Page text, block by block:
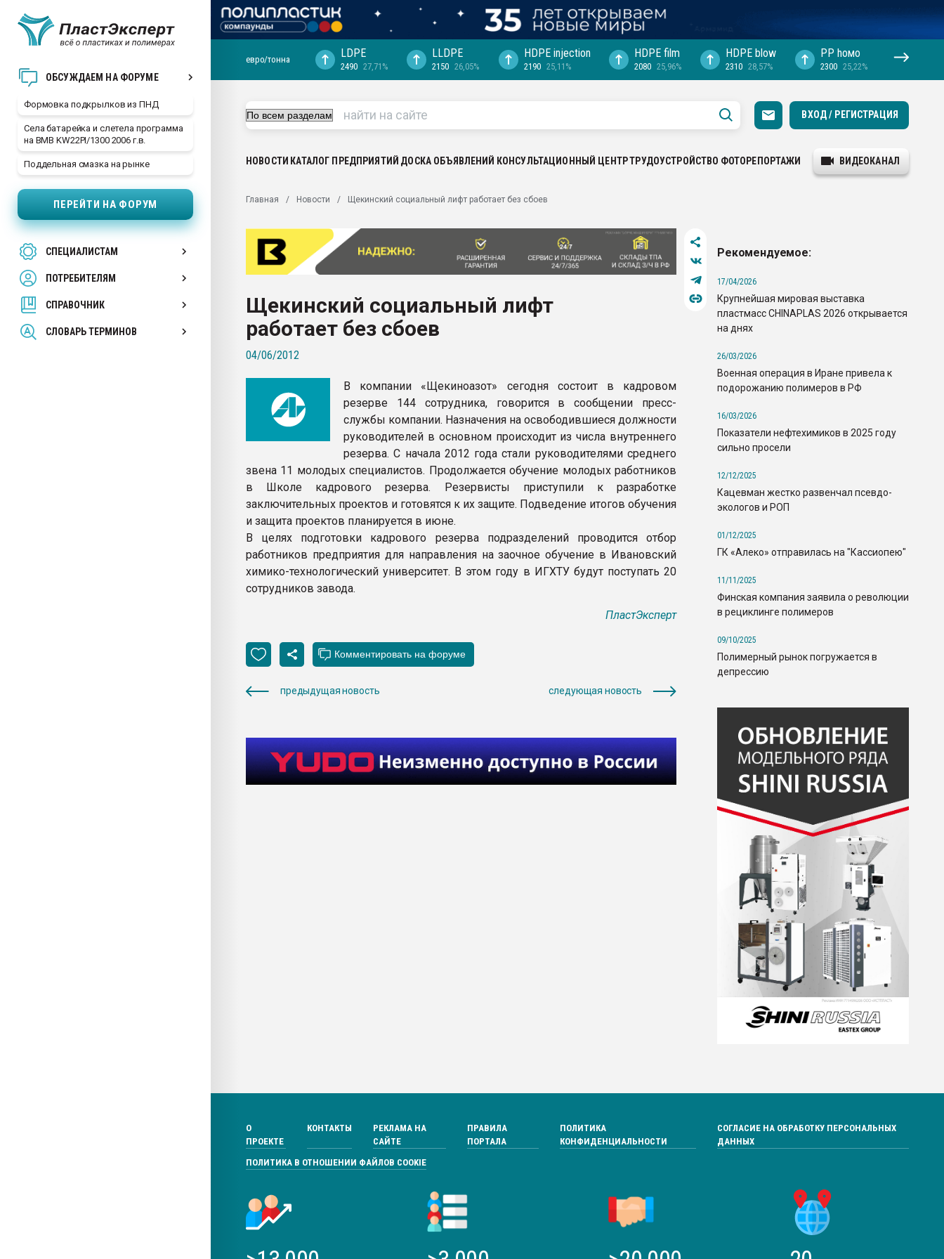
ОБСУЖДАЕМ НА ФОРУМЕ
Формовка подкрылков из ПНД
Села батарейка и слетела программа
на BMB KW22PI/1300 2006 г.в.
Поддельная смазка на рынке
ПЕРЕЙТИ НА ФОРУМ
СПЕЦИАЛИСТАМ
ПОТРЕБИТЕЛЯМ
СПРАВОЧНИК
СЛОВАРЬ ТЕРМИНОВ
29.07.2026 ФРП помог "Ижевскому
Вакуум-формовочные машины:
28.07.2026 Автоматизация выходит на
первый план в переработке
пластмасс
ситуацией на строительном рынке
Всё, что касается выдува ПЭТ
бутылок
ПЕРЕЙТИ НА ФОРУМ
евро/тонна LDPE
2490 27,71%
LLDPE
2150 26,05%
HDPE injection
2190 25,11%
HDPE film
2080 25,96%
HDPE blow
2310 28,57%
PP hомо
2300 25,22%
ВХОД / РЕГИСТРАЦИЯ
НОВОСТИ КАТАЛОГ ПРЕДПРИЯТИЙ ДОСКА ОБЪЯВЛЕНИЙ КОНСУЛЬТАЦИОННЫЙ ЦЕНТРТРУДОУСТРОЙСТВО ФОТОРЕПОРТАЖИ ВИДЕОКАНАЛ
Главная Новости Щекинский социальный лифт работает без сбоев
Щекинский социальный лифт
работает без сбоев
04/06/2012
В компании «Щекиноазот» сегодня состоит в кадровом
резерве 144 сотрудника, говорится в сообщении пресс-
службы компании. Назначения на освободившиеся должности
руководителей в основном происходит из числа внутреннего
резерва. С начала 2012 года стали руководителями среднего
звена 11 молодых специалистов. Продолжается обучение молодых работников
в Школе кадрового резерва. Резервисты приступили к разработке
заключительных проектов и готовятся к их защите. Подведение итогов обучения
и защита проектов планируется в июне.
В целях подготовки кадрового резерва подразделений проводится отбор
работников предприятия для направления на заочное обучение в Ивановский
химико-технологический университет. В этом году в ИГХТУ будут поступать 20
сотрудников завода.
ПластЭксперт
предыдущая новость следующая новость
Рекомендуемое:
17/04/2026
Крупнейшая мировая выставка
пластмасс CHINAPLAS 2026 открывается
на днях
26/03/2026
Военная операция в Иране привела к
подорожанию полимеров в РФ
16/03/2026
Показатели нефтехимиков в 2025 году
сильно просели
12/12/2025
Кацевман жестко развенчал псевдо-
экологов и РОП
01/12/2025
ГК «Алеко» отправилась на "Кассиопею"
11/11/2025
Финская компания заявила о революции
в рециклинге полимеров
09/10/2025
Полимерный рынок погружается в
депрессию
О
ПРОЕКТЕ
КОНТАКТЫ
РЕКЛАМА НА
САЙТЕ
ПРАВИЛА
ПОРТАЛА
ПОЛИТИКА
КОНФИДЕНЦИАЛЬНОСТИ
СОГЛАСИЕ НА ОБРАБОТКУ ПЕРСОНАЛЬНЫХ
ДАННЫХ
ПОЛИТИКА В ОТНОШЕНИИ ФАЙЛОВ COOKIE